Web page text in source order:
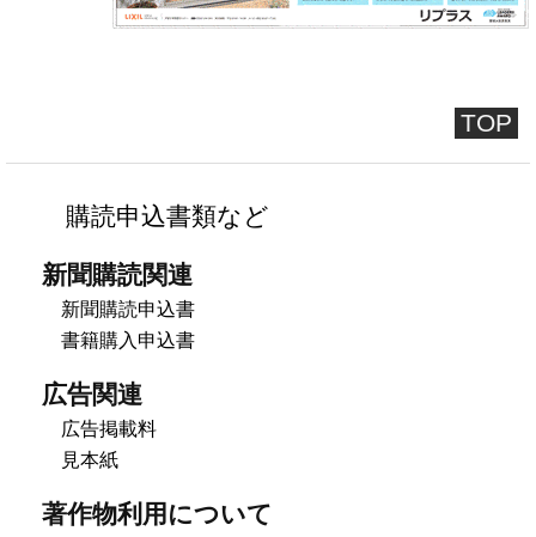
TOP
購読申込書類など
新聞購読関連
新聞購読申込書
書籍購入申込書
広告関連
広告掲載料
見本紙
著作物利用について